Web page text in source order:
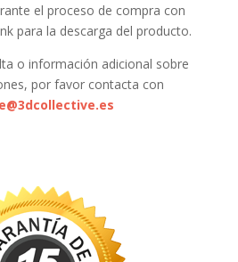
el proceso de compra con
para la descarga del producto.
o información adicional sobre
por favor contacta con